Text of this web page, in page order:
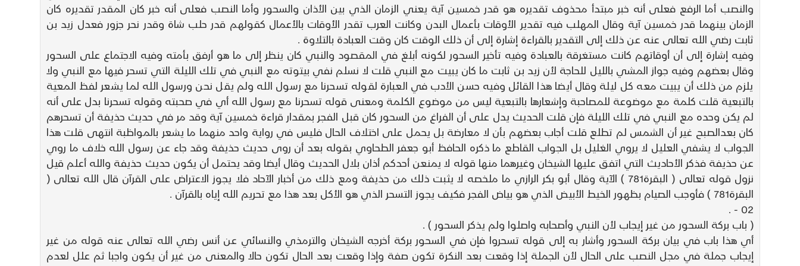
والنصب أما الرفع فعلى أنه خبر مبتدأ محذوف تقديره هو قدر خمسين آية يعني الزمان الذي بين الأذان والسحور وأما النصب فعلى أنه خبر كان المقدر تقديره كان
الزمان بينهما قدر خمسين آية وقال المهلب فيه تقدير الأوقات بأعمال البدن وكانت العرب تقدر الأوقات بالأعمال كقولهم قدر حلب شاة وقدر نحر جزور فعدل زيد بن
ثابت رضي الله تعالى عنه عن ذلك إلى التقدير بالقراءة إشارة إلى أن ذلك الوقت كان وقت العبادة بالتلاوة .
وفيه إشارة إلى أن أوقاتهم كانت مستغرقة بالعبادة وفيه تأخير السحور لكونه أبلغ في المقصود والنبي كان ينظر إلى ما هو أرفق بأمته وفيه الاجتماع على السحور
وقال بعضهم وفيه جواز المشي بالليل للحاجة لأن زيد بن ثابت ما كان يبيت مع النبي قلت لا نسلم نفي بيتوته مع النبي في تلك الليلة التي تسحر فيها مع النبي ولا
يلزم من ذلك أن يبيت معه كل ليلة وقال أيضا هذا القائل وفيه حسن الأدب في العبارة لقوله تسحرنا مع رسول الله ولم يقل نحن ورسول الله لما يشعر لفظ المعية
بالتبعية قلت كلمة مع موضوعة للمصاحبة وإشعارها بالتبعية ليس من موضوع الكلمة ومعنى قوله تسحرنا مع رسول الله أي في صحبته وقوله تسحرنا بدل على أنه
لم يكن وحده مع النبي في تلك الليلة فإن قلت الحديث يدل على أن الفراغ من السحور كان قبل الفجر بمقدار قراءة خمسين آية وقد مر في حديث حذيفة أن تسحرهم
كان بعدالصبح غير أن الشمس لم تطلع قلت أجاب بعضهم بأن لا معارضة بل يحمل على اختلاف الحال فليس في رواية واحد منهما ما يشعر بالمواظبة انتهى قلت هذا
الجواب لا يشفي العليل لا يروي الغليل بل الجواب القاطع ما ذكره الحافظ أبو جعفر الطحاوي بقوله بعد أن روى حديث حذيفة وقد جاء عن رسول الله خلاف ما روي
عن حذيفة فذكر الأحاديث التي اتفق عليها الشيخان وغيرهما منها قوله لا يمنعن أحدكم أذان بلال الحديث وقال أيضا وقد يحتمل أن يكون حديث حذيفة والله أعلم قيل
نزول قوله تعالى ( البقرة781 ) الآية وقال أبو بكر الرازي ما ملخصه لا يثبت ذلك من حذيفة ومع ذلك من أخبار الآحاد فلا يجوز الاعتراض على القرآن قال الله تعالى (
البقرة781 ) فأوجب الصيام بظهور الخيط الأبيض الذي هو بياض الفجر فكيف يجوز التسحر الذي هو الأكل بعد هذا مع تحريم الله إياه بالقرآن .
02 - .
( باب بركة السحور من غير إيجاب لأن النبي وأصحابه واصلوا ولم يذكر السحور ) .
أي هذا باب في بيان بركة السحور وأشار به إلى قوله تسحروا فإن في السحور بركة أخرجه الشيخان والترمذي والنسائي عن أنس رضي الله تعالى عنه قوله من غير
إيجاب جملة في مجل النصب على الحال لأن الجملة إذا وقعت بعد النكرة تكون صفة وإذا وقعت بعد الحال تكون حالا والمعنى من غير أن يكون واجبا ثم علل لعدم